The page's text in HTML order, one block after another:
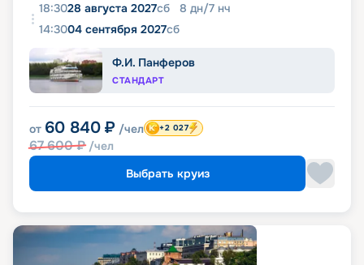
18:3028 августа 2027сб 8 дн/7 нч
14:3004 сентября 2027сб
Ф.И. Панферов
СТАНДАРТ
от 60 840 ₽ /чел
67 600₽ /чел
+2 027
Выбрать круиз